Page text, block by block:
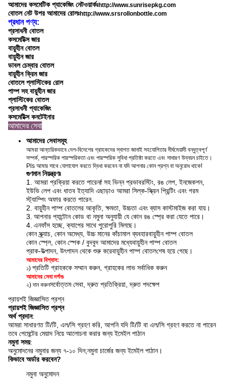
আমাদের কসমেটিক প্যাকেজিং নেটওয়ার্কঃhttp://www.sunrisepkg.com
বোতল নেট উপর আমাদের রোলঃhttp://www.srsrollonbottle.com
প্রধান পণ্য:
প্রসাধনী বোতল
কসমেটিক্স জার
বায়ুহীন বোতল
বায়ুহীন জার
ডাবল চেম্বার বোতল
বায়ুহীন ক্রিম জার
বোতলে প্লাস্টিকের রোল
পাম্প সহ বায়ুহীন জার
প্লাস্টিকের বোতল
প্রসাধনী প্যাকেজিং
কসমেটিক্স কনটেইনার
আমাদের সেবা
আমাদের সেবাসমূহ
আমরা আন্তরিকভাবে দেশ-বিদেশের গ্রাহকদের স্বাগত জানাই সহযোগিতার দীর্ঘমেয়াদী বন্ধুত্বপূর্ণ
সম্পর্ক, পারস্পরিক পারস্পরিকতা এবং পারস্পরিক সুবিধা প্রতিষ্ঠা করতে এবং সাধারণ উন্নয়ন চাইতে।
Pls আমার সাথে যোগাযোগ করতে দ্বিধা করবেন না যদি আপনার কোন প্রশ্ন বা অনুরোধ থাকে!
গুণমান নিয়ন্ত্রণঃ
1. আমরা প্রক্রিয়া করতে পারেনf সহ ভিন্ন প্রভাবরস্টিং, রঙ লেপ, ইনজেকশন,
ইউভি লেপ এবং ধাতব ইত্যাদি এছাড়াও আমরা সিল্ক-স্ক্রিন প্রিন্টিং এবং গরম
স্ট্যাম্পিং অফার করতে পারেন.
2. বায়ুহীন পাম্প বোতলের আকৃতি, ক্ষমতা, উচ্চতা এবং ব্যাস কাস্টমাইজ করা যায়।
3. আপনার প্যান্টোন কোড বা নমুনা অনুযায়ী যে কোন রঙ স্প্রে করা যেতে পারে।
4. এনফাঁস হচ্ছে, ক্যাপের সাথে পুরোপুরি মিলছে।
কোন স্ক্র্যাচ, কোন অমেধ্য, উচ্চ মানের কাঁচামাল ব্যবহারবায়ুহীন পাম্প বোতল
কোন স্প্লে, কোন স্পেক / বুদবুদ আমাদের মধ্যেবায়ুহীন পাম্প বোতল
প্রাক-উত্পাদন, উৎপাদন থেকে শুরু করেবায়ুহীন পাম্প বোতলশেষ হয়ে গেছে।
আমাদের বিশ্বাস:
১) প্রতিটি গ্রাহককে সম্মান করুন, গ্রাহকের লাভ সর্বাধিক করুন
আমাদের সেবা দর্শনঃ
২) দান করুনসর্বোত্তম সেবা, দ্রুত প্রতিক্রিয়া, দ্রুত পদক্ষেপ
প্রায়শই জিজ্ঞাসিত প্রশ্ন
প্রায়শই জিজ্ঞাসিত প্রশ্ন
অর্থ প্রদান:
আমরা সাধারণত টি/টি, এল/সি গ্রহণ করি, আপনি যদি টি/টি বা এল/সি গ্রহণ করতে না পারেন
তবে পেমেন্টের মেয়াদ নিয়ে আলোচনা করার জন্য ইমেইল পাঠান
নমুনা সময়:
অনুমোদনের নমুনার জন্য ৭-১০ দিন;নমুনা চার্জের জন্য ইমেইল পাঠান।
কিভাবে অর্ডার করবেন?
নমুনা অনুমোদন